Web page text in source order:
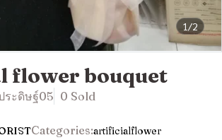
1/2
flower bouquet
ระดิษฐ์05 0 Sold
Categories:artificialflower